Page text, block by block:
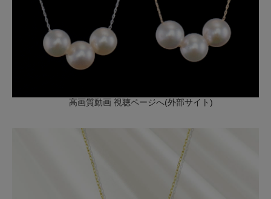
高画質動画 視聴ページへ(外部サイト)